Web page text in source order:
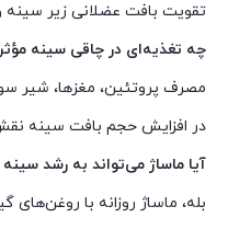
تقویت بافت عضلانی زیر
چه تغذیه‌ای در چاقی سینه
مصرف پروتئین، مغزها، شیر
در افزایش حجم بافت سینه
آیا ماساژ می‌تواند به رشد
بله، ماساژ روزانه با روغن‌های